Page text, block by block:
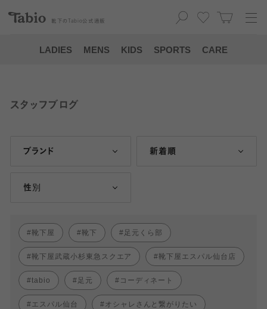
靴下の Tabio 公式通販
LADIES MENS KIDS SPORTS CARE
スタッフブログ
ブランド 新着順
性別
靴下屋 靴下 足元くら部
靴下屋武蔵小杉東急スクエア 靴下屋エスパル仙台店
tabio 足元 コーディネート
エスパル仙台 オシャレさんと繋がりたい